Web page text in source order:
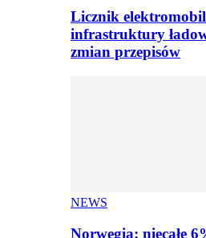
Licznik
infrastruktury
zmian przepisów
NEWS
Norwegia: niecałe